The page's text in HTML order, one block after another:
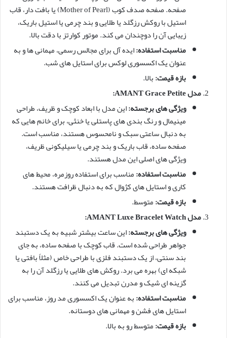
صفحه. صفحه صدف کوب (Mother of Pearl) یا بافت دار، قاب
استیل با روکش رزگلد یا طلایی و بند چرمی یا استیل باریک،
زیبایی آن را دوچندان می کند. موتور کوارتز با دقت بالا.
مناسبت استفاده:ایده آل برای مجالس رسمی، مهمانی ها و به
عنوان یک اکسسوری لوکس برای استایل های شب.
بازه قیمت:بالا.
مدل AMANT Grace Petite:
ویژگی های برجسته:این مدل با ابعاد کوچک و ظریف، طراحی
مینیمال و رنگ بندی های پاستلی یا خنثی، برای خانم هایی که
به دنبال ساعتی سبک و نامحسوس هستند، مناسب است.
صفحه ساده، قاب باریک و بند چرمی یا سیلیکونی ظریف،
ویژگی های اصلی این مدل هستند.
مناسبت استفاده:مناسب برای استفاده روزمره، محیط های
کاری و استایل های کژوال که به دنبال ظرافت هستند.
بازه قیمت:متوسط.
مدل AMANT Luxe Bracelet Watch:
ویژگی های برجسته:این ساعت بیشتر شبیه به یک دستبند
جواهر طراحی شده است. قاب کوچک با صفحه ساده، به جای
بند سنتی، از یک دستبند فلزی با طراحی خاص (مثلاً بافتی یا
شبکه ای) بهره می برد. روکش های طلایی یا رزگلد آن را به
گزینه ای شیک و مدرن تبدیل می کنند.
مناسبت استفاده:به عنوان یک اکسسوری مد روز، مناسب برای
استایل های فشن و مهمانی های دوستانه.
بازه قیمت:متوسط رو به بالا.